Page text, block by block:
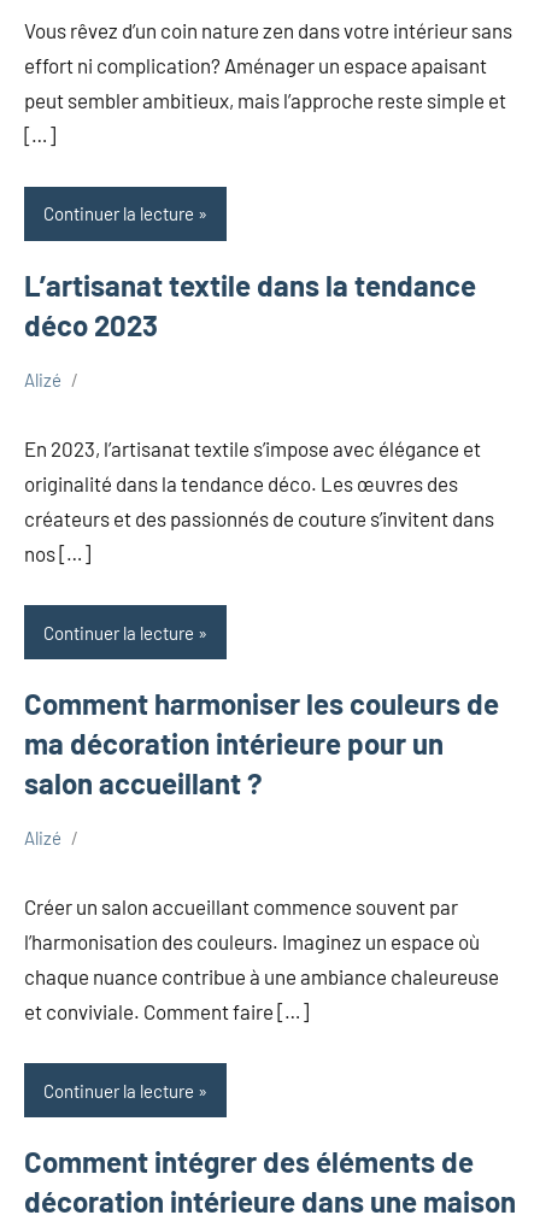
2025
Vous rêvez d’un coin nature zen dans votre intérieur sans
effort ni complication? Aménager un espace apaisant
peut sembler ambitieux, mais l’approche reste simple et
[…]
Continuer la lecture
L’artisanat textile dans la tendance
déco 2023
2025
Alizé
En 2023, l’artisanat textile s’impose avec élégance et
originalité dans la tendance déco. Les œuvres des
créateurs et des passionnés de couture s’invitent dans
nos […]
Continuer la lecture
Comment harmoniser les couleurs de
ma décoration intérieure pour un
salon accueillant ?
2025
Alizé
Créer un salon accueillant commence souvent par
l’harmonisation des couleurs. Imaginez un espace où
chaque nuance contribue à une ambiance chaleureuse
et conviviale. Comment faire […]
Continuer la lecture
Comment intégrer des éléments de
décoration intérieure dans une maison